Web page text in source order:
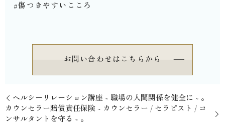
#傷つきやすいこころ⁡⁡⁡⁡
お問い合わせはこちらから
⁡ヘルシーリレーション講座 ~ 職場の人間関係を健全に ~ 。
⁡カウンセラー賠償責任保険 ~ カウンセラー / セラピスト / コ
ンサルタントを守る ~ 。